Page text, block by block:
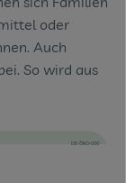
oder
Auch
So wird aus
, Kontrollstelle:
DE-ÖKO-006